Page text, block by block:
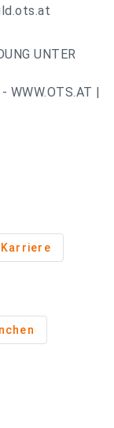
UNTER
WWW.OTS.AT |
Karriere